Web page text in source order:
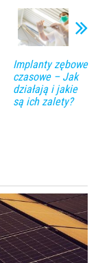
Implanty zębowe
czasowe – Jak
działają i jakie
są ich zalety?